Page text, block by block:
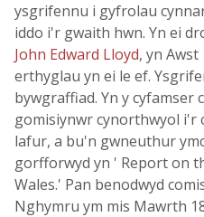
ysgrifennu i gyfrolau
iddo i'r gwaith hwn. Yn ei
John Edward Lloyd, yn
erthyglau yn ei le ef.
bywgraffiad. Yn y cyfamser
gomisiynwr cynorthwyol i'r
lafur, a bu'n gwneuthur
gorfforwyd yn ' Report on
Wales.' Pan benodwyd
Nghymru ym mis Mawrth